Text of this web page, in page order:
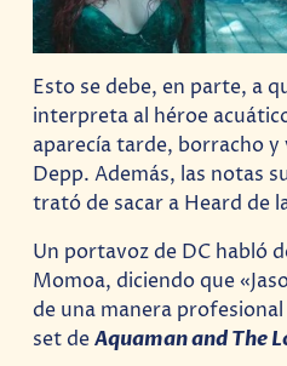
Esto se debe, en parte, a
interpreta al héroe
aparecía tarde, borracho y
Depp. Además, las notas
trató de sacar a Heard de
Un portavoz de DC habló
Momoa, diciendo que
de una manera
set deAquaman and The